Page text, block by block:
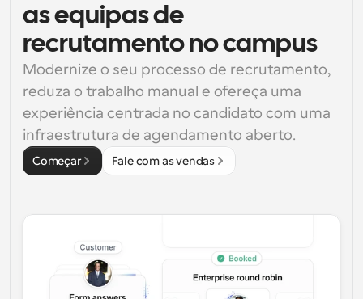
as equipas de
recrutamento no campus
Modernize o seu processo de recrutamento,
reduza o trabalho manual e ofereça uma
experiência centrada no candidato com uma
infraestrutura de agendamento aberto.
Começar Fale com as vendas